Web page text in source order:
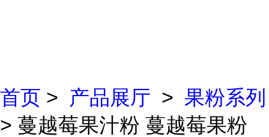
首页 > 产品展厅 > 果粉系列
> 蔓越莓果汁粉 蔓越莓果粉